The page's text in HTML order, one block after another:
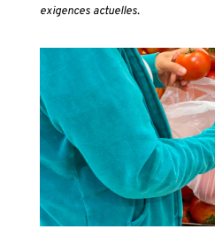
exigences actuelles.